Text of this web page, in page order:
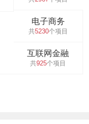
电子商务
共5230个项目
互联网金融
共925个项目